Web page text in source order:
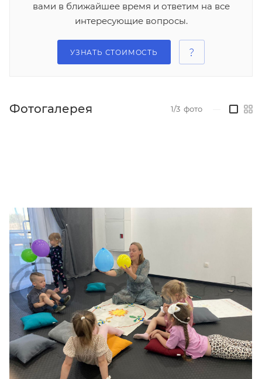
вами в ближайшее время и ответим на все
интересующие вопросы.
УЗНАТЬ СТОИМОСТЬ
Фотогалерея 1/3 фото